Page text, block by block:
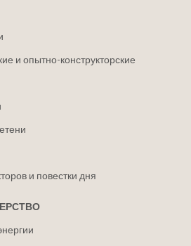
и опытно-конструкторские
и повестки дня